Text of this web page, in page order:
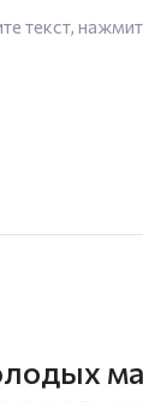
текст,